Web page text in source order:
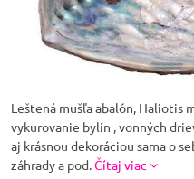
Leštená mušľa abalón, Haliotis
vykurovanie bylín , vonných
aj krásnou dekoráciou sama o
záhrady a pod. Čítaj viac